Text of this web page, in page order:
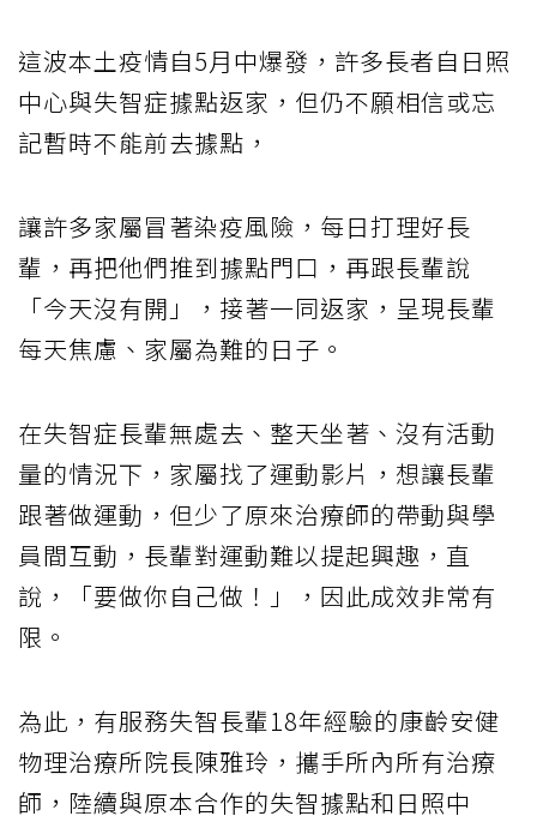
這波本土疫情自5月中爆發，許多長者自日照
中心與失智症據點返家，但仍不願相信或忘
記暫時不能前去據點，
讓許多家屬冒著染疫風險，每日打理好長
輩，再把他們推到據點門口，再跟長輩說
「今天沒有開」，接著一同返家，呈現長輩
每天焦慮、家屬為難的日子。
在失智症長輩無處去、整天坐著、沒有活動
量的情況下，家屬找了運動影片，想讓長輩
跟著做運動，但少了原來治療師的帶動與學
員間互動，長輩對運動難以提起興趣，直
說，「要做你自己做！」，因此成效非常有
限。
為此，有服務失智長輩18年經驗的康齡安健
物理治療所院長陳雅玲，攜手所內所有治療
師，陸續與原本合作的失智據點和日照中